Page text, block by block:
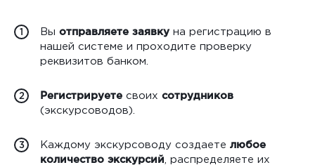
Вы отправляете заявку на регистрацию в
нашей системе и проходите проверку
реквизитов банком.
2 Регистрируете своих сотрудников
(экскурсоводов).
3 Каждому экскурсоводу создаете любое
количество экскурсий , распределяете их